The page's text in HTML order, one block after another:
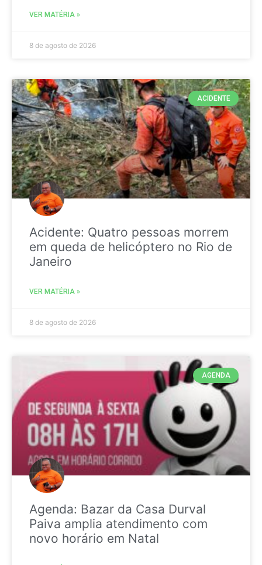
VER MATÉRIA »
8 de agosto de 2026
ACIDENTE
Acidente: Quatro pessoas morrem
em queda de helicóptero no Rio de
Janeiro
VER MATÉRIA »
8 de agosto de 2026
AGENDA
Agenda: Bazar da Casa Durval
Paiva amplia atendimento com
novo horário em Natal